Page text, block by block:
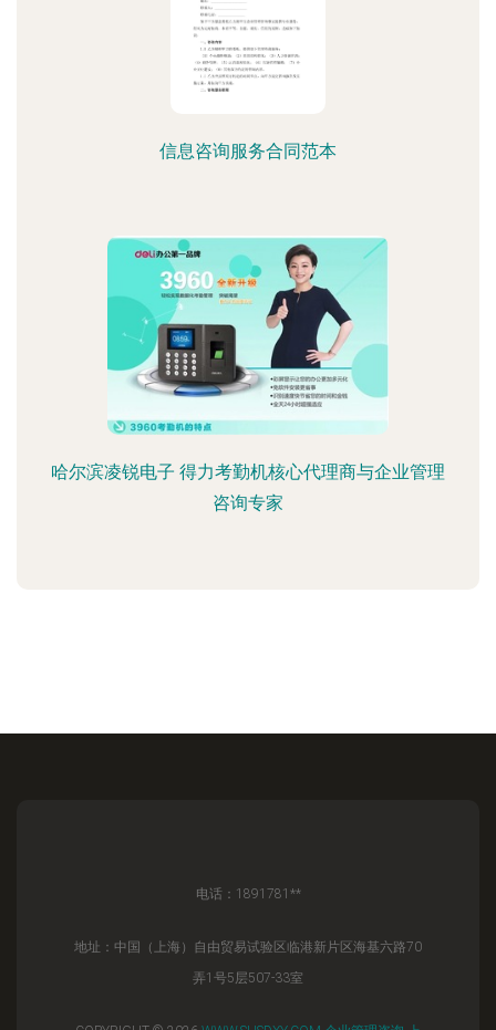
信息咨询服务合同范本
哈尔滨凌锐电子 得力考勤机核心代理商与企业管理
咨询专家
电话：1891781**
地址：中国（上海）自由贸易试验区临港新片区海基六路70
弄1号5层507-33室